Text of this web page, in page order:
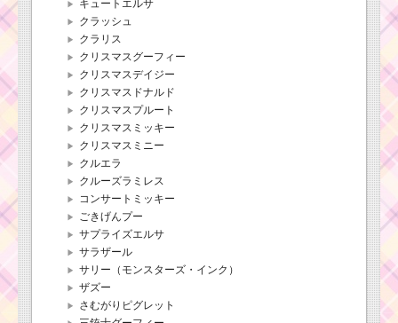
キュートエルサ
クラッシュ
クラリス
クリスマスグーフィー
クリスマスデイジー
クリスマスドナルド
クリスマスプルート
クリスマスミッキー
クリスマスミニー
クルエラ
クルーズラミレス
コンサートミッキー
ごきげんプー
サプライズエルサ
サラザール
サリー（モンスターズ・インク）
ザズー
さむがりピグレット